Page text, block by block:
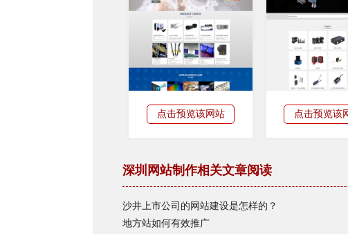
点击预览该网站 点击预览该
深圳网站制作相关文章阅读
沙井上市公司的网站建设是怎样的？
地方站如何有效推广